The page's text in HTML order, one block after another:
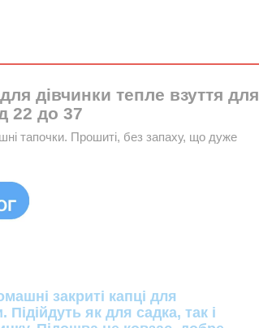
дівчинки тепле взуття для
22 до 37
тапочки. Прошиті, без запаху, що дуже
закриті капці для
Підійдуть як для садка, так і